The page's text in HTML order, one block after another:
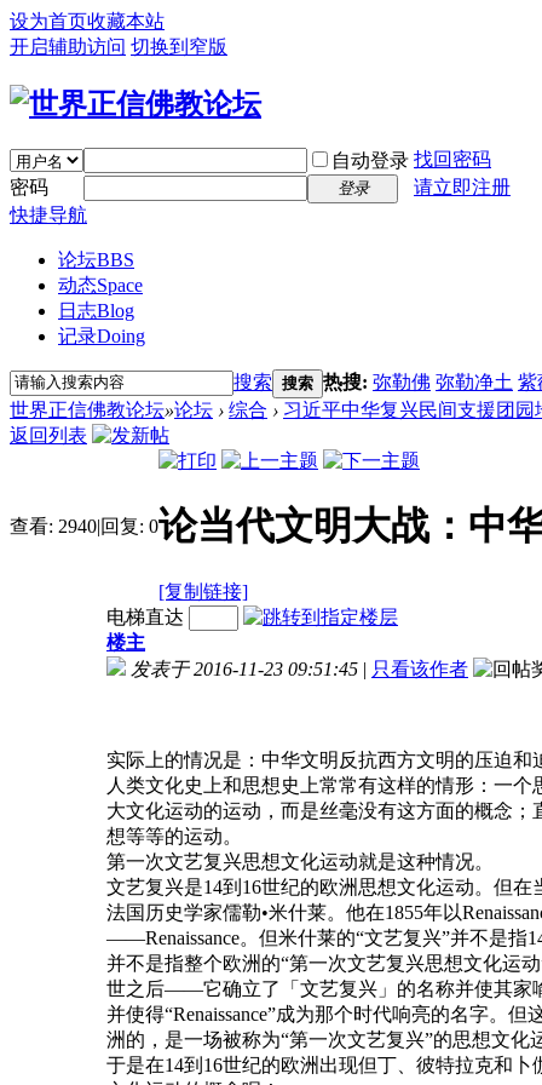
设为首页收藏本站
开启辅助访问 切换到窄版
自动登录 找回密码
密码
登录
请立即注册
快捷导航
论坛BBS
动态Space
日志Blog
记录Doing
搜索 搜索 热搜: 弥勒佛 弥勒净土 紫
世界正信佛教论坛»论坛 › 综合 › 习近平中华复兴民间支援团园
返回列表
查看: 2940|回复: 0论当代文明大战：中
[复制链接]
电梯直达
楼主
发表于 2016-11-23 09:51:45 | 只看该作者
实际上的情况是：中华文明反抗西方文明的压迫
人类文化史上和思想史上常常有这样的情形：一
大文化运动的运动，而是丝毫没有这方面的概念
想等等的运动。
第一次文艺复兴思想文化运动就是这种情况。
文艺复兴是14到16世纪的欧洲思想文化运动。但
法国历史学家儒勒•米什莱。他在1855年以
——Renaissance。但米什莱的“文艺复兴”并不是指
并不是指整个欧洲的“第一次文艺复兴思想文化运
世之后——它确立了「文艺复兴」的名称并使其家
并使得“Renaissance”成为那个时代响亮的名字。
洲的，是一场被称为“第一次文艺复兴”的思想文化
于是在14到16世纪的欧洲出现但丁、彼特拉克和